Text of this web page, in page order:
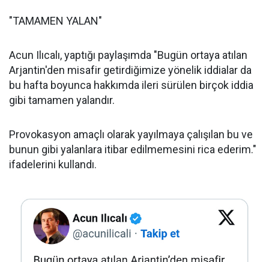
"TAMAMEN YALAN"
Acun Ilıcalı, yaptığı paylaşımda "Bugün ortaya atılan
Arjantin'den misafir getirdiğimize yönelik iddialar da
bu hafta boyunca hakkımda ileri sürülen birçok iddia
gibi tamamen yalandır.
Provokasyon amaçlı olarak yayılmaya çalışılan bu ve
bunun gibi yalanlara itibar edilmemesini rica ederim."
ifadelerini kullandı.